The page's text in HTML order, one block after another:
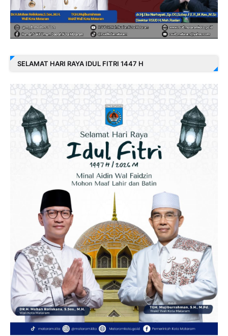
SELAMAT HARI RAYA IDUL FITRI 1447 H